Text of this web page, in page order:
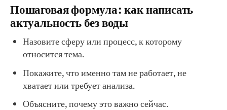
Пошаговая формула: как написать
актуальность без воды
Назовите сферу или процесс, к которому
относится тема.
Покажите, что именно там не работает, не
хватает или требует анализа.
Объясните, почему это важно сейчас.